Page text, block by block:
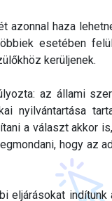
azonnal haza
esetében
kerüljenek.
az állami
nyilvántartása
a választ akkor
hogy az
eljárásokat